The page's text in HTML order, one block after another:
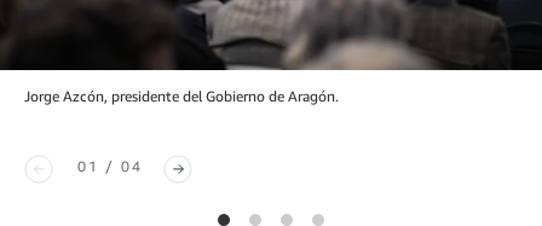
Jorge Azcón, presidente del Gobierno de Aragón.
01 / 04